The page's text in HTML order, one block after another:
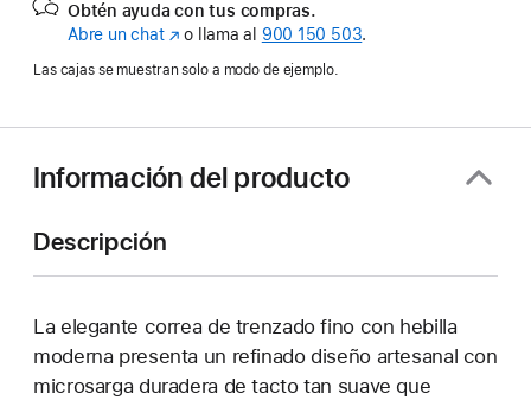
Obtén ayuda con tus compras.
Abre un chat(Se
abre
ventana
o llama al 900 150 503.
Las cajas se muestran solo a modo de ejemplo.
Información del producto
Descripción
La elegante correa de trenzado fino con hebilla
moderna presenta un refinado diseño artesanal con
microsarga duradera de tacto tan suave que